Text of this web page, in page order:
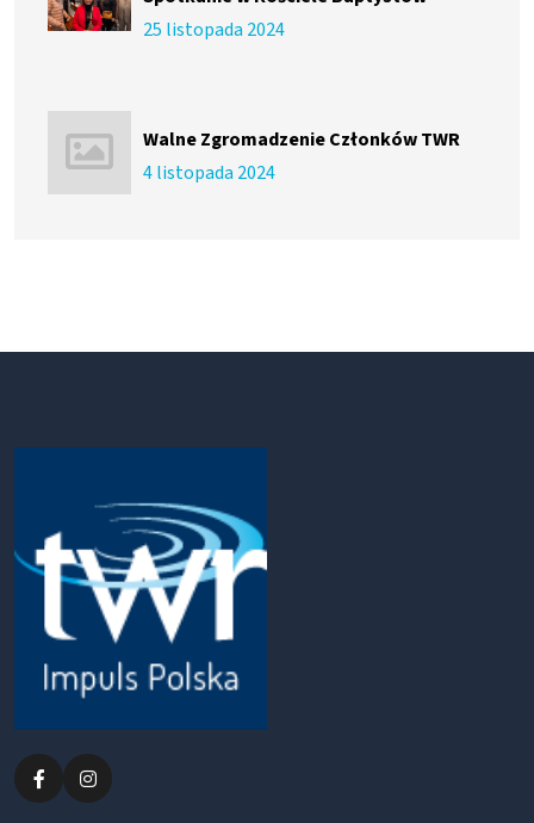
25 listopada 2024
Walne Zgromadzenie Członków TWR
4 listopada 2024